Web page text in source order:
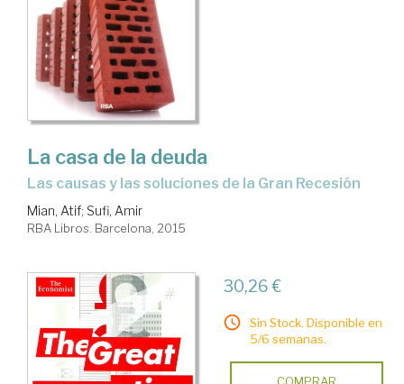
La casa de la deuda
las causas y las soluciones de la Gran Recesión
Mian, Atif; Sufi, Amir
RBA Libros. Barcelona, 2015
30,26 €
Sin Stock. Disponible en
5/6 semanas.